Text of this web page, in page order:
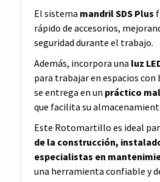
El sistema mandril SDS Plus
rápido de accesorios,
seguridad durante el trabajo.
Además, incorpora una luz
para trabajar en espacios
se entrega en un práctico
que facilita su
Este Rotomartillo es ideal
de la construcción,
especialistas en
una herramienta confiable y